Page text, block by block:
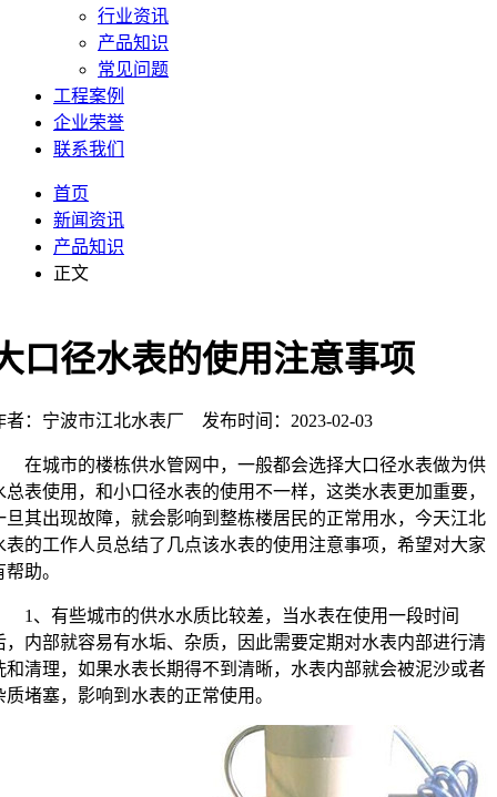
行业资讯
产品知识
常见问题
工程案例
企业荣誉
联系我们
首页
新闻资讯
产品知识
正文
口径水表的使用注意事项
者：宁波市江北水表厂 发布时间：2023-02-03
城市的楼栋供水管网中，一般都会选择大口径水表做为供
总表使用，和小口径水表的使用不一样，这类水表更加重要，
旦其出现故障，就会影响到整栋楼居民的正常用水，今天江北
表的工作人员总结了几点该水表的使用注意事项，希望对大家
帮助。
有些城市的供水水质比较差，当水表在使用一段时间
，内部就容易有水垢、杂质，因此需要定期对水表内部进行清
和清理，如果水表长期得不到清晰，水表内部就会被泥沙或者
质堵塞，影响到水表的正常使用。